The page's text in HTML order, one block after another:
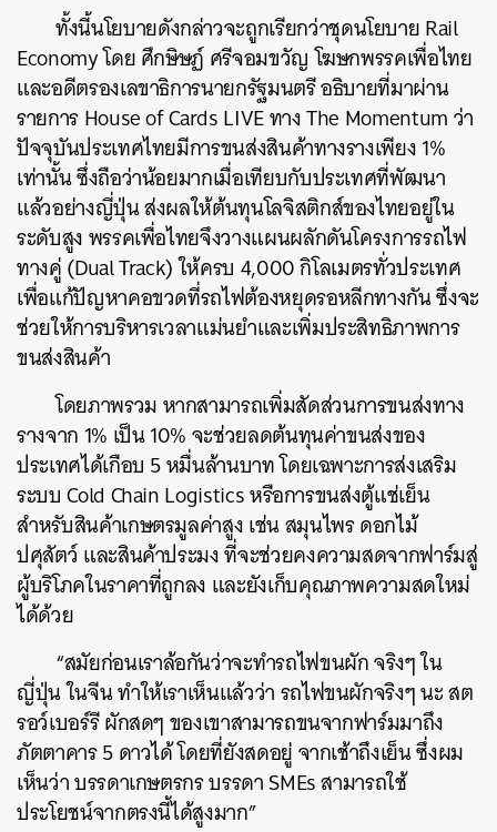
ทั้งนี้นโยบายดังกล่าวจะถูกเรียกว่าชุดนโยบาย Rail
Economy โดย ศึกษิษฏ์​ ศรีจอมขวัญ โฆษกพรรคเพื่อไทย
และอดีตรองเลขาธิการนายกรัฐมนตรี อธิบายที่มาผ่าน
รายการ House of Cards LIVE ทาง The Momentum ว่า
ปัจจุบันประเทศไทยมีการขนส่งสินค้าทางรางเพียง 1%
เท่านั้น ซึ่งถือว่าน้อยมากเมื่อเทียบกับประเทศที่พัฒนา
แล้วอย่างญี่ปุ่น ส่งผลให้ต้นทุนโลจิสติกส์ของไทยอยู่ใน
ระดับสูง พรรคเพื่อไทยจึงวางแผนผลักดันโครงการรถไฟ
ทางคู่ (Dual Track) ให้ครบ 4,000 กิโลเมตรทั่วประเทศ
เพื่อแก้ปัญหาคอขวดที่รถไฟต้องหยุดรอหลีกทางกัน ซึ่งจะ
ช่วยให้การบริหารเวลาแม่นยำและเพิ่มประสิทธิภาพการ
ขนส่งสินค้า
โดยภาพรวม หากสามารถเพิ่มสัดส่วนการขนส่งทาง
รางจาก 1% เป็น 10% จะช่วยลดต้นทุนค่าขนส่งของ
ประเทศได้เกือบ 5 หมื่นล้านบาท โดยเฉพาะการส่งเสริม
ระบบ Cold Chain Logistics หรือการขนส่งตู้แช่เย็น
สำหรับสินค้าเกษตรมูลค่าสูง เช่น สมุนไพร ดอกไม้
ปศุสัตว์ และสินค้าประมง ที่จะช่วยคงความสดจากฟาร์มสู่
ผู้บริโภคในราคาที่ถูกลง และยังเก็บคุณภาพความสดใหม่
ได้ด้วย
“สมัยก่อนเราล้อกันว่าจะทำรถไฟขนผัก จริงๆ ใน
ญี่ปุ่น ในจีน ทำให้เราเห็นแล้วว่า รถไฟขนผักจริงๆ นะ สต
รอว์เบอร์รี ผักสดๆ ของเขาสามารถขนจากฟาร์มมาถึง
ภัตตาคาร 5 ดาวได้ โดยที่ยังสดอยู่ จากเช้าถึงเย็น ซึ่งผม
เห็นว่า บรรดาเกษตรกร บรรดา SMEs สามารถใช้
ประโยชน์จากตรงนี้ได้สูงมาก”